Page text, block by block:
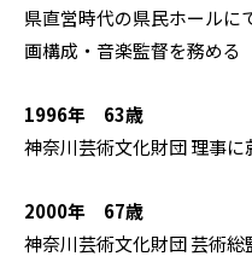
県直営時代の県民ホールに
画構成・音楽監督を務める
1996年 63歳
神奈川芸術文化財団 理事に
2000年 67歳
神奈川芸術文化財団 芸術